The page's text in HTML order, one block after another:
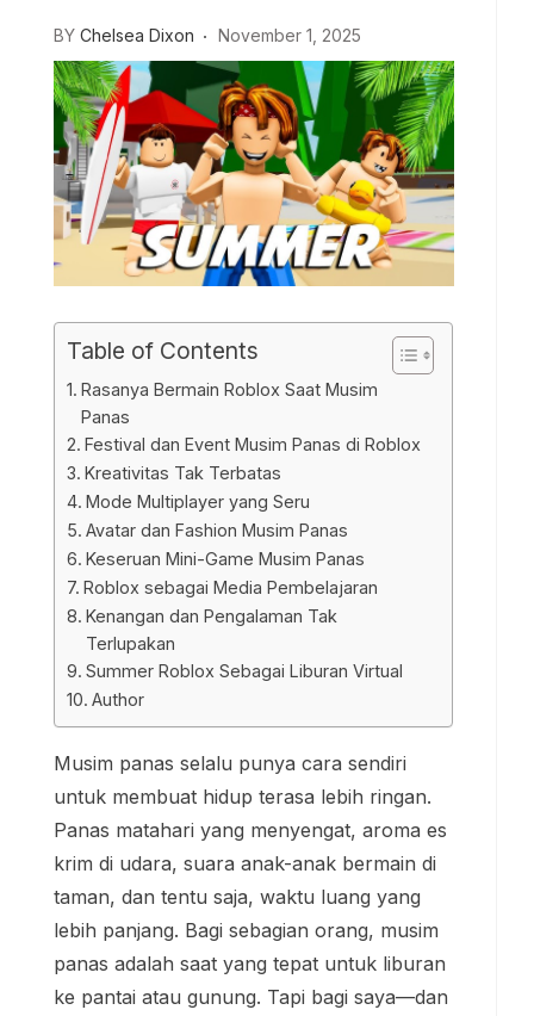
BY Chelsea Dixon November 1, 2025
Table of Contents
Rasanya Bermain Roblox Saat Musim
Panas
Festival dan Event Musim Panas di Roblox
Kreativitas Tak Terbatas
Mode Multiplayer yang Seru
Avatar dan Fashion Musim Panas
Keseruan Mini-Game Musim Panas
Roblox sebagai Media Pembelajaran
Kenangan dan Pengalaman Tak
Terlupakan
Summer Roblox Sebagai Liburan Virtual
Author
Musim panas selalu punya cara sendiri
untuk membuat hidup terasa lebih ringan.
Panas matahari yang menyengat, aroma es
krim di udara, suara anak-anak bermain di
taman, dan tentu saja, waktu luang yang
lebih panjang. Bagi sebagian orang, musim
panas adalah saat yang tepat untuk liburan
ke pantai atau gunung. Tapi bagi saya—dan